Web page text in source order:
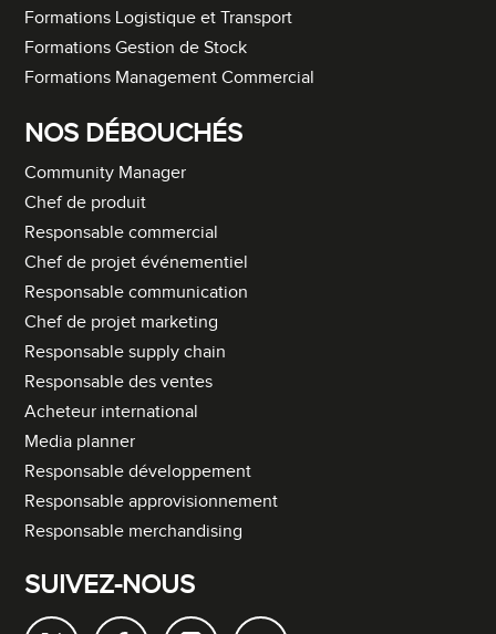
Formations Logistique et Transport
Formations Gestion de Stock
Formations Management Commercial
NOS DÉBOUCHÉS
Community Manager
Chef de produit
Responsable commercial
Chef de projet événementiel
Responsable communication
Chef de projet marketing
Responsable supply chain
Responsable des ventes
Acheteur international
Media planner
Responsable développement
Responsable approvisionnement
Responsable merchandising
SUIVEZ-NOUS